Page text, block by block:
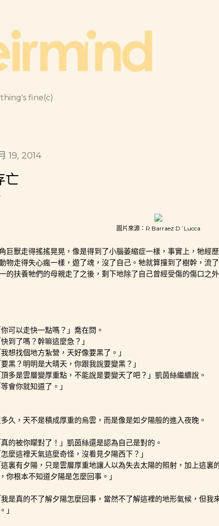
fine(c)
19, 2014
亡
圖片來源：R Barraez D´Lucca
巨獸走得搖搖晃晃，像是得到了小腦萎縮症一樣，事實上，牠經
物走得失心瘋一樣，遊了魂，沒了自己。牠就算撞到了樹幹，流
的扶養牠們的母親走了之後，剩下地除了自己曾經受傷的傷口之
你可以走快一點嗎？」喬在問。
快到了嗎？幹嘛這麼急？」
我想找個地方紮營，天好像要黑了。」
要黑？明明是大晴天，你跟我說要變黑？」
頂多是雲層變厚重點，不能說是要變天了吧？」凱茵絲繼續說。
等會你就知道了。」
久，天不是積成厚重的烏雲，而是像是如夕陽般的進入夜晚。
真的被你矇對了！」凱茵絲還是認為自己是對的。
怎麼這裡天氣這麼奇怪，沒看見夕陽西下？」
這裏有夕陽，只是雲層厚重地讓人以為失去太陽的照射，加上這裏
你根本不知道夕陽是怎麼回事。」
我是真的不了解夕陽怎麼回事，當然不了解這裡的地形氣候，但我
」